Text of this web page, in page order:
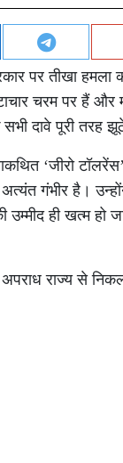
पर तीखा हमला
चरम पर हैं और
दावे पूरी तरह
‘जीरो
गंभीर है।
ही खत्म हो
राज्य से